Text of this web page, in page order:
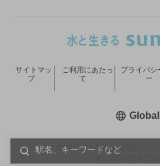
COPYRIGHT © SUNTORY
サイトマッ
プ
ご利用にあたっ
て
プライバシ
ー
Global